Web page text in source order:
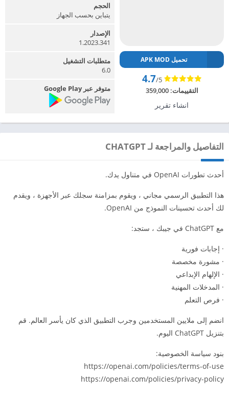
تحميل APK MOD
4.7/5
التقييمات:359,000
انشاء تقرير
الحجم
يتباين بحسب الجهاز
الإصدار
1.2023.341
متطلبات التشغيل
6.0
متوفر عبر Google Play
التفاصيل والمراجعة لـ CHATGPT
أحدث تطورات OpenAI في متناول يدك.
هذا التطبيق الرسمي مجاني ، ويقوم بمزامنة سجلك عبر الأجهزة ، ويقدم
لك أحدث تحسينات النموذج من OpenAI.
مع ChatGPT في جيبك ، ستجد:
· إجابات فورية
· مشورة مخصصة
· الإلهام الإبداعي
· المدخلات المهنية
· فرص التعلم
انضم إلى ملايين المستخدمين وجرب التطبيق الذي كان يأسر العالم. قم
بتنزيل ChatGPT اليوم.
بنود سياسة الخصوصية:
https://openai.com/policies/terms-of-use
https://openai.com/policies/privacy-policy